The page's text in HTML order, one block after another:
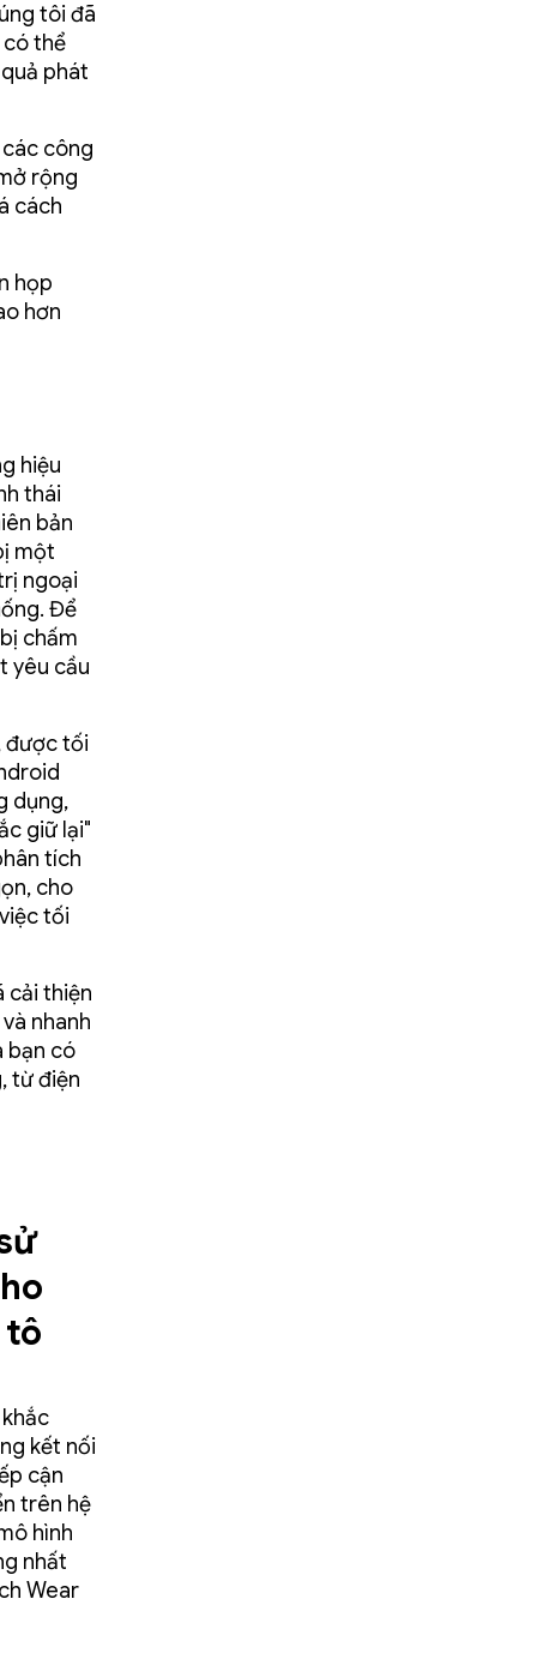
tôi đã
thể
phát
công
rộng
cách
họp
hơn
hiệu
thái
bản
một
ngoại
Để
chấm
yêu cầu
được tối
dụng,
giữ lại"
tích
cho
tối
cải thiện
nhanh
bạn có
từ điện
tô
kết nối
cận
trên hệ
hình
nhất
Wear